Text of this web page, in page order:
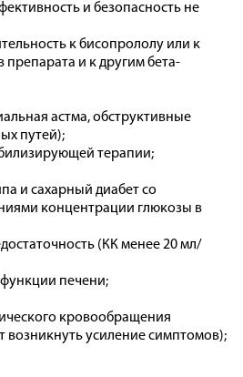
и безопасность не
к бисопрололу или к
и к другим бета-
астма, обструктивные
путей);
терапии;
и сахарный диабет со
концентрации глюкозы в
(КК менее 20 мл/
печени;
кровообращения
возникнуть усиление симптомов);